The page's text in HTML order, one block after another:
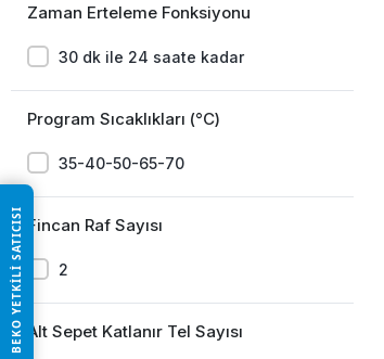
BEKO YETKILI SATICISI
Zaman Erteleme Fonksiyonu
30 dk ile 24 saate kadar
Program Sıcaklıkları (°C)
35-40-50-65-70
Fincan Raf Sayısı
2
Alt Sepet Katlanır Tel Sayısı